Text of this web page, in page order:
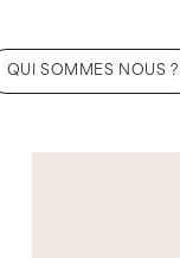
QUI SOMMES NOUS ?